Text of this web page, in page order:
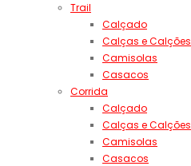
Trail
Calçado
Calças e Calções
Camisolas
Casacos
Corrida
Calçado
Calças e Calções
Camisolas
Casacos